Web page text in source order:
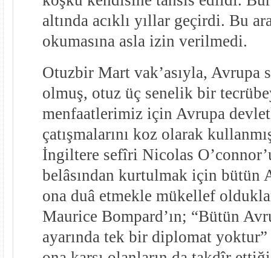
altında acıklı yıllar geçirdi. Bu
okumasına asla izin verilmedi.
Otuzbir Mart vak’asıyla, Avrupa
olmuş, otuz üç senelik bir
menfaatlerimiz için Avrupa
çatışmalarını koz olarak
İngiltere sefîri Nicolas
belâsından kurtulmak için
ona duâ etmekle mükellef
Maurice Bompard’ın; “Bütün
ayarında tek bir diplomat